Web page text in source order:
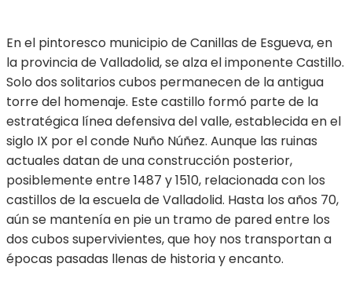
En el pintoresco municipio de Canillas de Esgueva, en
la provincia de Valladolid, se alza el imponente Castillo.
Solo dos solitarios cubos permanecen de la antigua
torre del homenaje. Este castillo formó parte de la
estratégica línea defensiva del valle, establecida en el
siglo IX por el conde Nuño Núñez. Aunque las ruinas
actuales datan de una construcción posterior,
posiblemente entre 1487 y 1510, relacionada con los
castillos de la escuela de Valladolid. Hasta los años 70,
aún se mantenía en pie un tramo de pared entre los
dos cubos supervivientes, que hoy nos transportan a
épocas pasadas llenas de historia y encanto.